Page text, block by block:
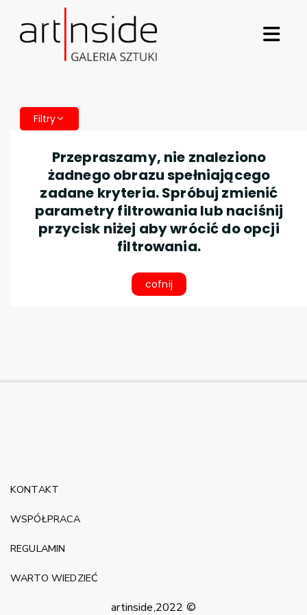
Filtry
Przepraszamy, nie znaleziono
żadnego obrazu spełniającego
zadane kryteria. Spróbuj zmienić
parametry filtrowania lub naciśnij
przycisk niżej aby wrócić do opcji
filtrowania.
cofnij
artinside,2022 ©
KONTAKT
WSPÓŁPRACA
REGULAMIN
WARTO WIEDZIEĆ